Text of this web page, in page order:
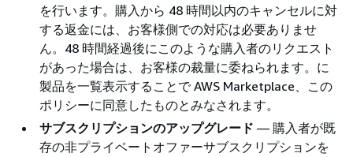
を行います。購入から 48 時間以内のキャンセルに対
する返金には、お客様側での対応は必要ありませ
ん。48 時間経過後にこのような購入者のリクエスト
があった場合は、お客様の裁量に委ねられます。に
製品を一覧表示することで AWS Marketplace、この
ポリシーに同意したものとみなされます。
サブスクリプションのアップグレード — 購入者が既
存の非プライベートオファーサブスクリプションを